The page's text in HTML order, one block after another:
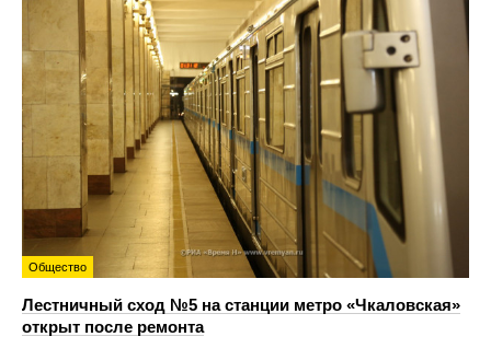
Общество
Лестничный сход №5 на станции метро «Чкаловская»
открыт после ремонта